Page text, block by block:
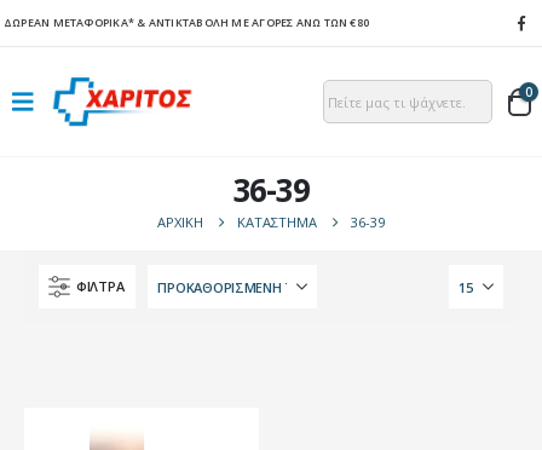
ΔΩΡΕΑΝ ΜΕΤΑΦΟΡΙΚΑ* & ΑΝΤΙΚΤΑΒΟΛΗ ΜΕ ΑΓΟΡΕΣ ΑΝΩ ΤΩΝ €80
0
36-39
ΑΡΧΙΚΉ ΚΑΤΆΣΤΗΜΑ 36-39
ΦΙΛΤΡΑ